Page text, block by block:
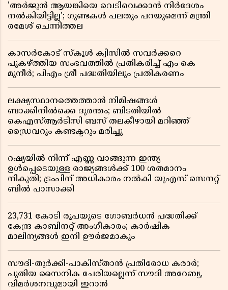
'അർജുൻ ആയങ്കിയെ വെടിവെക്കാൻ നിർദേശം
നൽകിയിട്ടില്ല'; ഗുണ്ടകൾ പലതും പറയുമെന്ന് മന്ത്രി
രമേശ് ചെന്നിത്തല
കാസർകോട് സ്കൂൾ ക്വിസിൽ സവർക്കറെ
പുകഴ്ത്തിയ സംഭവത്തിൽ പ്രതികരിച്ച് എം കെ
മുനീർ; പിഎം ശ്രീ പദ്ധതിയിലും പ്രതികരണം
ലക്ഷ്യസ്ഥാനത്തെത്താൻ നിമിഷങ്ങൾ
ബാക്കിനിൽക്കെ ദുരന്തം; ബിടതിയിൽ
കെഎസ്ആർടിസി ബസ് തലകീഴായി മറിഞ്ഞ്
ഡ്രൈവറും കണ്ടക്ടറും മരിച്ചു
റഷ്യയിൽ നിന്ന് എണ്ണ വാങ്ങുന്ന ഇന്ത്യ
ഉൾപ്പെടെയുള്ള രാജ്യങ്ങൾക്ക് 100 ശതമാനം
നികുതി; ട്രംപിന് അധികാരം നൽകി യുഎസ് സെനറ്റ്
ബിൽ പാസാക്കി
23,731 കോടി രൂപയുടെ ഗോബർധൻ പദ്ധതിക്ക്
കേന്ദ്ര കാബിനറ്റ് അംഗീകാരം; കാർഷിക
മാലിന്യങ്ങൾ ഇനി ഊർജമാകും
സൗദി-തുർക്കി-പാകിസ്താൻ പ്രതിരോധ കരാർ;
പുതിയ സൈനിക ചേരിയല്ലെന്ന് സൗദി അറേബ്യ,
വിമർശനവുമായി ഇറാൻ